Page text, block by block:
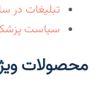
تبلیغات در
سیاست
محصولات